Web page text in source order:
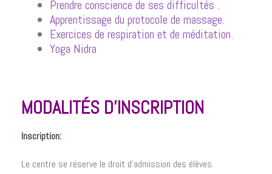
Prendre conscience de ses difficultés .
Apprentissage du protocole de massage.
Exercices de respiration et de méditation.
Yoga Nidra
MODALITÉS D’INSCRIPTION
Inscription:
Le centre se réserve le droit d’admission des élèves.